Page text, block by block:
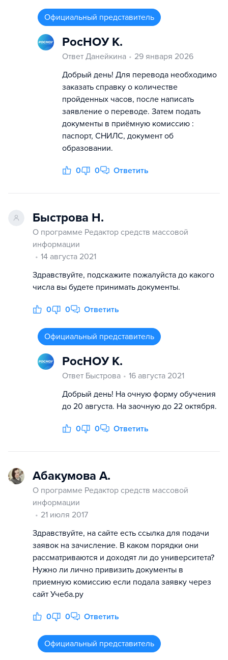
Официальный представитель
РосНОУ К.
Ответ Данейкина
29 января 2026
Добрый день! Для перевода необходимо
заказать справку о количестве
пройденных часов, после написать
заявление о переводе. Затем подать
документы в приёмную комиссию :
паспорт, СНИЛС, документ об
образовании.
0 0 Ответить
Быстрова Н.
О программе Редактор средств массовой
информации
14 августа 2021
Здравствуйте, подскажите пожалуйста до какого
числа вы будете принимать документы.
0 0 Ответить
Официальный представитель
РосНОУ К.
Ответ Быстрова
16 августа 2021
Добрый день! На очную форму обучения
до 20 августа. На заочную до 22 октября.
0 0 Ответить
Абакумова А.
О программе Редактор средств массовой
информации
21 июля 2017
Здравствуйте, на сайте есть ссылка для подачи
заявок на зачисление. В каком порядки они
рассматриваются и доходят ли до университета?
Нужно ли лично привизить документы в
приемную комиссию если подала заявку через
сайт Учеба.ру
0 0 Ответить
Официальный представитель